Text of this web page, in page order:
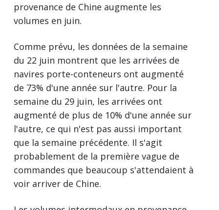
provenance de Chine augmente les
volumes en juin.
Comme prévu, les données de la semaine
du 22 juin montrent que les arrivées de
navires porte-conteneurs ont augmenté
de 73% d'une année sur l'autre. Pour la
semaine du 29 juin, les arrivées ont
augmenté de plus de 10% d'une année sur
l'autre, ce qui n'est pas aussi important
que la semaine précédente. Il s'agit
probablement de la première vague de
commandes que beaucoup s'attendaient à
voir arriver de Chine.